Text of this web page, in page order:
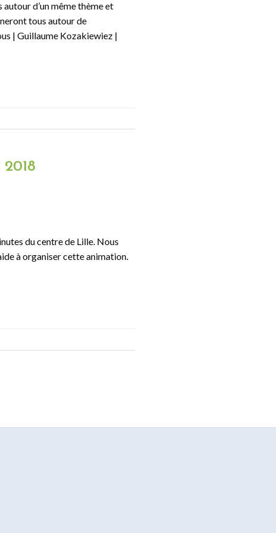
d’un même thème et
tous autour de
| Guillaume Kozakiewiez |
du centre de Lille. Nous
à organiser cette animation.